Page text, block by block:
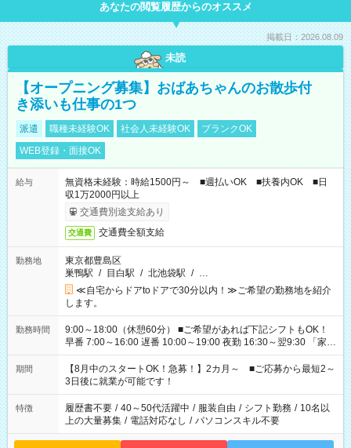
あなたの閲覧履歴からのオススメ
掲載日：2026.08.09
未読
【オープニング募集】おばあちゃんのお散歩付
き添いも仕事の1つ
派遣 職種未経験OK 社会人未経験OK
ブランクOK
WEB登録・面接OK
給与
無資格未経験：時給1500円～ ■週払いOK ■扶養内OK ■日
収1万2000円以上
交通費別途支給あり
交通費 交通費全額支給
勤務地
東京都豊島区
巣鴨駅 / 目白駅 / 北池袋駅 / …
≪自宅からドアtoドアで30分以内！≫ご希望の勤務地を紹介
します。
勤務時間
9:00～18:00（休憩60分） ■ご希望があれば下記シフトもOK！
早番 7:00～16:00 遅番 10:00～19:00 夜勤 16:30～翌9:30 「家族
と休みを合わせたい」 「余裕を持って夕飯の準備がしたい」
「できれば残業はしたくない」 など、ご希望を教えてください
ね。 ※Wワーク希望の方へ 今ご覧のお仕事で希望する勤務時間
と、もう1つのお仕事の勤務時間。 合計で週40時間を超える場
合は応募できません。
期間
【8月中のスタートOK！急募！】2カ月～ ■ご応募から最短2～
3日後に就業が可能です！
特徴 履歴書不要 / 40～50代活躍中 / 服装自由 / シフト勤務 / 10名以
上の大量募集 / 電話対応なし / パソコンスキル不要